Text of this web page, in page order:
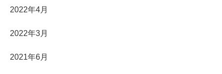
2022年4月
2022年3月
2021年6月